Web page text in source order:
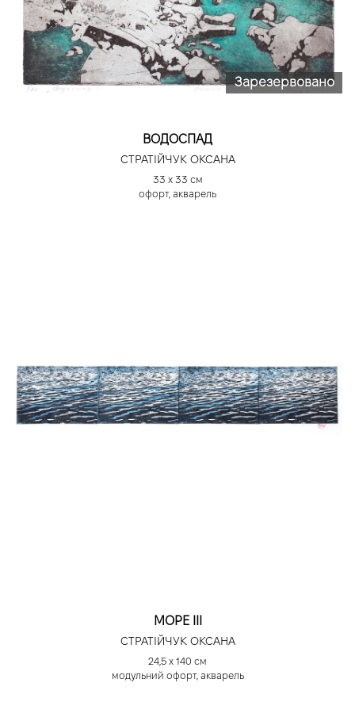
Зарезервовано
ВОДОСПАД
СТРАТІЙЧУК ОКСАНА
33 х 33 см
офорт, акварель
МОРЕ ІІІ
СТРАТІЙЧУК ОКСАНА
24,5 х 140 см
модульний офорт, акварель